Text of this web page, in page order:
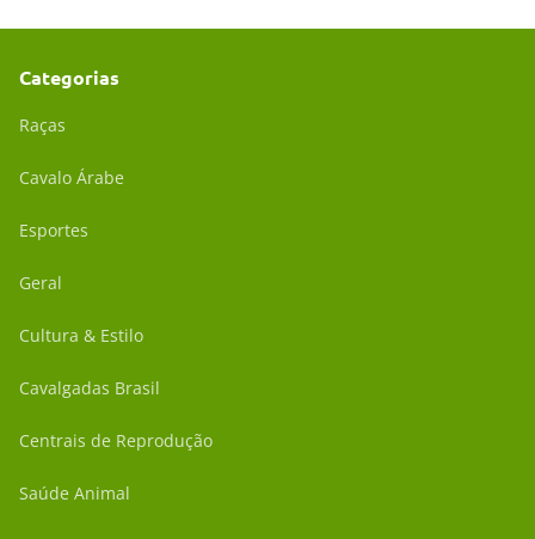
Categorias
Raças
Cavalo Árabe
Esportes
Geral
Cultura & Estilo
Cavalgadas Brasil
Centrais de Reprodução
Saúde Animal